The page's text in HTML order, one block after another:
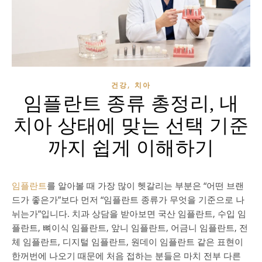
건강, 치아
임플란트 종류 총정리, 내
치아 상태에 맞는 선택 기준
까지 쉽게 이해하기
임플란트를 알아볼 때 가장 많이 헷갈리는 부분은 “어떤 브랜
드가 좋은가”보다 먼저 “임플란트 종류가 무엇을 기준으로 나
뉘는가”입니다. 치과 상담을 받아보면 국산 임플란트, 수입 임
플란트, 뼈이식 임플란트, 앞니 임플란트, 어금니 임플란트, 전
체 임플란트, 디지털 임플란트, 원데이 임플란트 같은 표현이
한꺼번에 나오기 때문에 처음 접하는 분들은 마치 전부 다른